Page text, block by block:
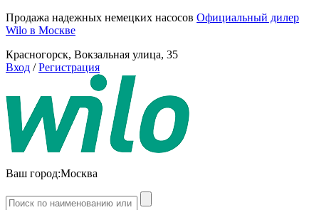
Продажа надежных немецких насосов Официальный дилер
Wilo в Москве
Красногорск, Вокзальная улица, 35
Вход / Регистрация
Ваш город:Москва